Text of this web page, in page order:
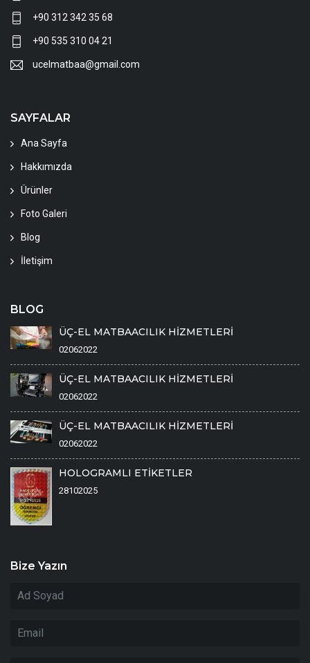
+90 312 342 35 68
+90 535 310 04 21
ucelmatbaa@gmail.com
SAYFALAR
Ana Sayfa
Hakkımızda
Ürünler
Foto Galeri
Blog
İletişim
BLOG
ÜÇ-EL MATBAACILIK HİZMETLERİ
02062022
ÜÇ-EL MATBAACILIK HİZMETLERİ
02062022
ÜÇ-EL MATBAACILIK HİZMETLERİ
02062022
HOLOGRAMLI ETİKETLER
28102025
Bize Yazın